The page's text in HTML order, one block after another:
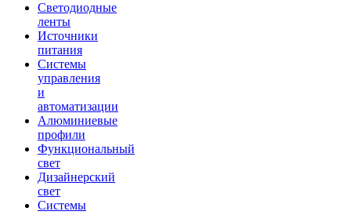
Светодиодные
ленты
Источники
питания
Системы
управления
и
автоматизации
Алюминиевые
профили
Функциональный
свет
Дизайнерский
свет
Системы